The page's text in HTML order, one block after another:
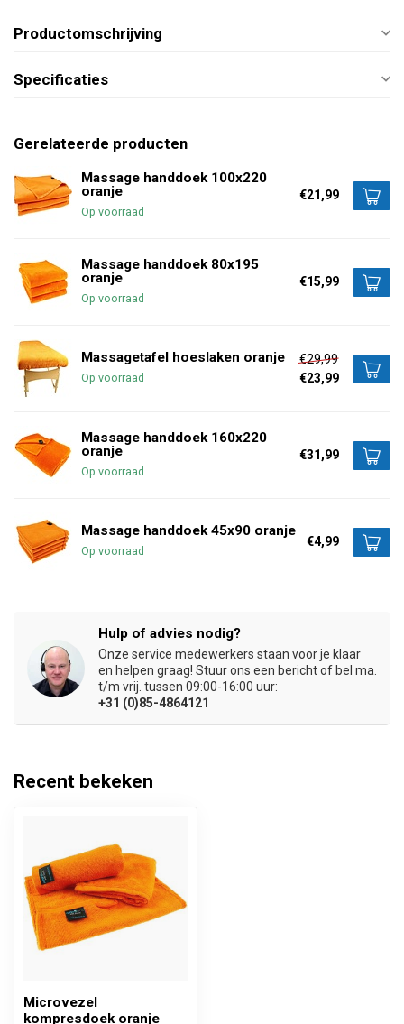
Productomschrijving
Specificaties
Gerelateerde producten
Massage handdoek 100x220
oranje
Op voorraad
€21,99
Massage handdoek 80x195
oranje
Op voorraad
€15,99
Massagetafel hoeslaken oranje
Op voorraad
€29,99
€23,99
Massage handdoek 160x220
oranje
Op voorraad
€31,99
Massage handdoek 45x90 oranje
Op voorraad
€4,99
Hulp of advies nodig?
Onze service medewerkers staan voor je klaar
en helpen graag! Stuur ons een bericht of bel ma.
t/m vrij. tussen 09:00-16:00 uur:
+31 (0)85-4864121
Recent bekeken
Microvezel
kompresdoek oranje